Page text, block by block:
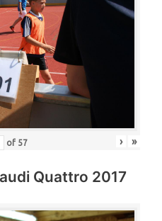
of 57 › »
Quattro 2017